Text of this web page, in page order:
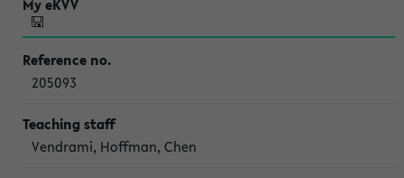
205093
Vendrami, Hoffman, Chen